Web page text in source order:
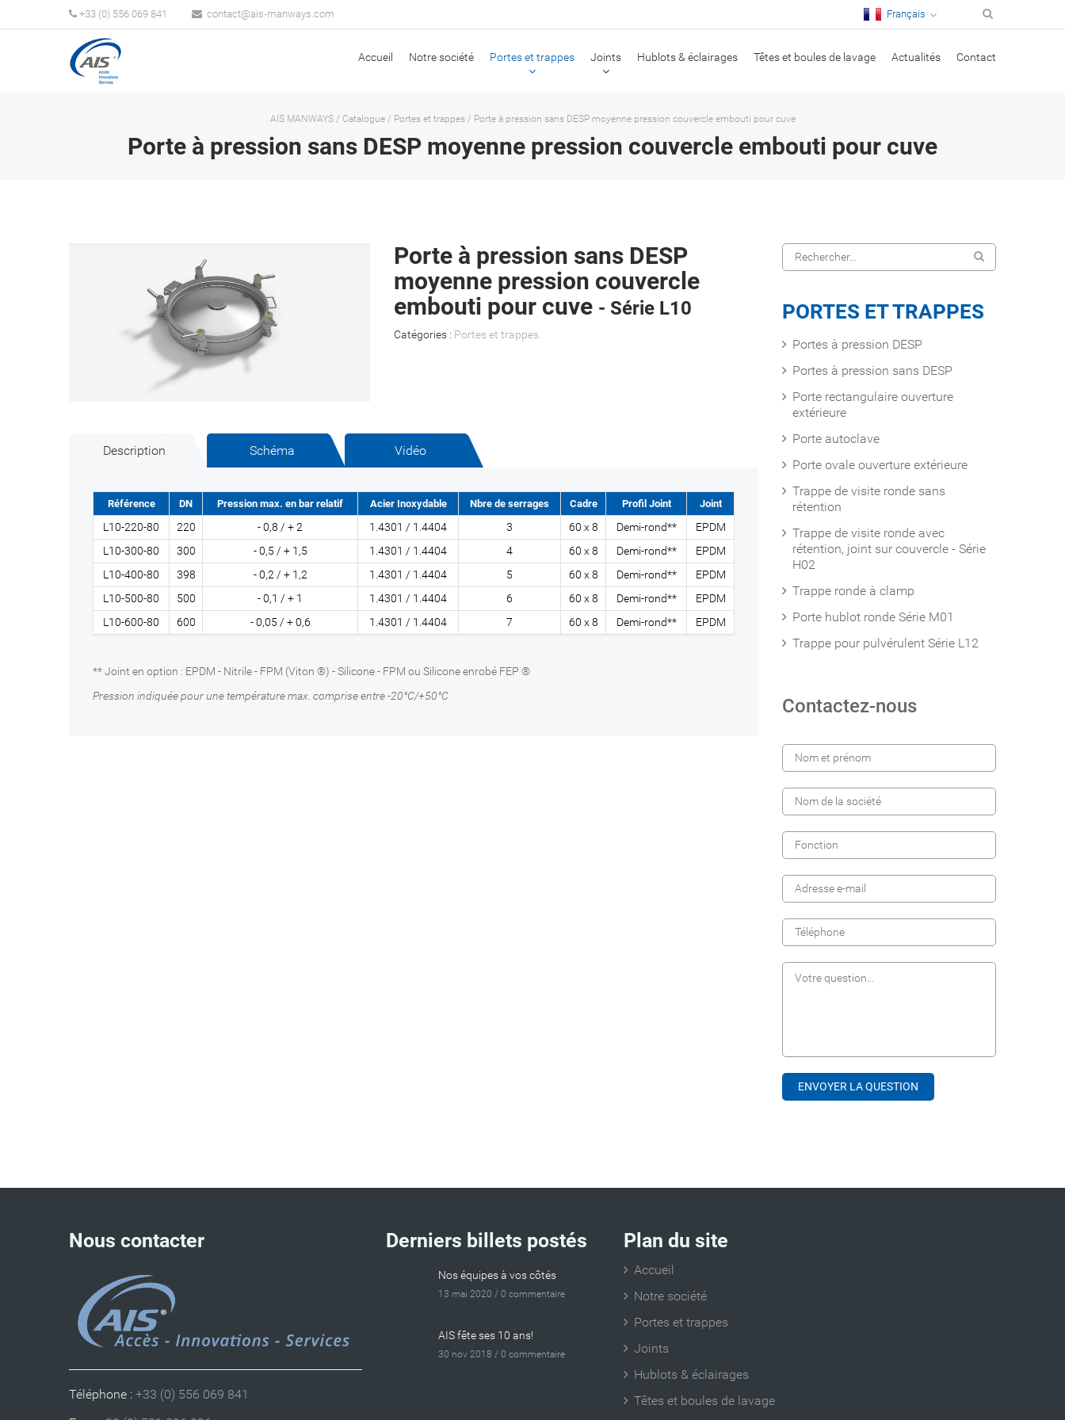
Français
+33 (0) 556 069 841
Accueil Notre société Portes et trappes Joints Hublots & éclairages Têtes et boules de lavage Actualités Contact
AIS MANWAYS/ Catalogue/ Portes et trappes/ Porte à pression sans DESP moyenne pression couvercle embouti pour cuve
Porte à pression sans DESP moyenne pression couvercle embouti pour cuve
Porte à pression sans DESP
moyenne pression couvercle
embouti pour cuve - Série L10
Catégories : Portes et trappes
Description Schéma Vidéo
Référence DN Pression max. en bar relatif Acier Inoxydable Nbre de serrages Cadre Profil Joint Joint
L10-220-80 220 - 0,8 / + 2 1.4301 / 1.4404 3 60 x 8 Demi-rond**
EPDM
L10-300-80
300 - 0,5 / + 1,5 1.4301 / 1.4404 4 60 x 8 Demi-rond**
EPDM
L10-400-80
398 - 0,2 / + 1,2 1.4301 / 1.4404 5 60 x 8 Demi-rond**
EPDM
L10-500-80
500 - 0,1 / + 1 1.4301 / 1.4404 6 60 x 8 Demi-rond**
EPDM
L10-600-80
600 - 0,05 / + 0,6 1.4301 / 1.4404 7 60 x 8 Demi-rond** EPDM
** Joint en option : EPDM - Nitrile - FPM (Viton ®) - Silicone - FPM ou Silicone enrobé FEP ®
Pression indiquée pour une température max. comprise entre -20°C/+50°C
PORTES ET TRAPPES
Portes à pression DESP
Portes à pression sans DESP
Porte rectangulaire ouverture
extérieure
Porte autoclave
Porte ovale ouverture extérieure
Trappe de visite ronde sans
rétention
Trappe de visite ronde avec
rétention, joint sur couvercle - Série
H02
Trappe ronde à clamp
Porte hublot ronde Série M01
Trappe pour pulvérulent Série L12
Contactez-nous
Nous contacter
Téléphone : +33 (0) 556 069 841
Derniers billets postés
Nos équipes à vos côtés
13 mai 2020 / 0 commentaire
AIS fête ses 10 ans!
30 nov 2018 / 0 commentaire
Plan du site
Accueil
Notre société
Portes et trappes
Joints
Hublots & éclairages
Têtes et boules de lavage